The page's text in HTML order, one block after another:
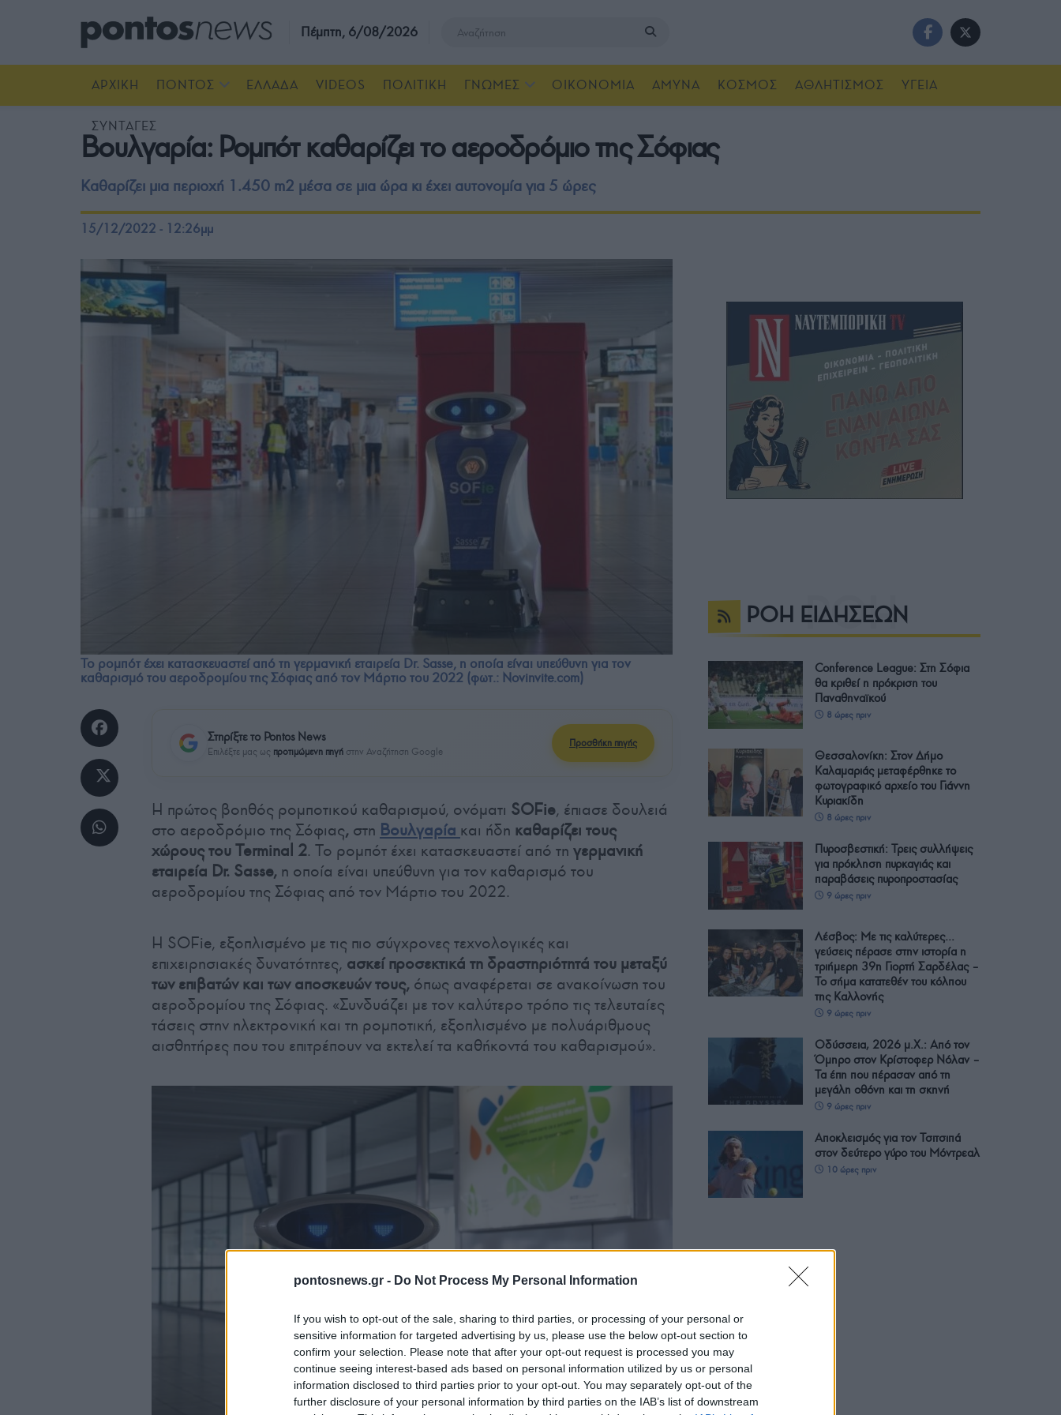
pontosnews.gr - Do Not Process My Personal Information
If you wish to opt-out of the sale, sharing to third parties, or processing of your personal or
sensitive information for targeted advertising by us, please use the below opt-out section to
confirm your selection. Please note that after your opt-out request is processed you may
continue seeing interest-based ads based on personal information utilized by us or personal
information disclosed to third parties prior to your opt-out. You may separately opt-out of the
further disclosure of your personal information by third parties on the IAB’s list of downstream
Πέμπτη, 6/08/2026
ΑΡΧΙΚΗ ΠΟΝΤΟΣ ΕΛΛΑΔΑ VIDEOS ΠΟΛΙΤΙΚΗ ΓΝΩΜΕΣ ΟΙΚΟΝΟΜΙΑ ΑΜΥΝΑ ΚΟΣΜΟΣ ΑΘΛΗΤΙΣΜΟΣ ΥΓΕΙΑ
ΣΥΝΤΑΓΕΣ
Βουλγαρία: Ρομπότ καθαρίζει το αεροδρόμιο της Σόφιας
Καθαρίζει μια περιοχή 1.450 m2 μέσα σε μια ώρα κι έχει αυτονομία για 5 ώρες
15/12/2022 - 12:26μμ
Το ρομπότ έχει κατασκευαστεί από τη γερμανική εταιρεία Dr. Sasse, η οποία είναι υπεύθυνη για τον
καθαρισμό του αεροδρομίου της Σόφιας από τον Μάρτιο του 2022 (φωτ.: Novinvite.com)
Στηρίξτε το Pontos News
Επιλέξτε μας ως προτιμώμενη πηγή στην Αναζήτηση Google
Προσθήκη πηγής
Η πρώτος βοηθός ρομποτικού καθαρισμού, ονόματι SOFie, έπιασε δουλειά
στο αεροδρόμιο της Σόφιας, στη Βουλγαρία και ήδη καθαρίζει τους
χώρους του Terminal 2. Το ρομπότ έχει κατασκευαστεί από τη γερμανική
εταιρεία Dr. Sasse, η οποία είναι υπεύθυνη για τον καθαρισμό του
αεροδρομίου της Σόφιας από τον Μάρτιο του 2022.
Η SOFie, εξοπλισμένο με τις πιο σύγχρονες τεχνολογικές και
επιχειρησιακές δυνατότητες, ασκεί προσεκτικά τη δραστηριότητά του μεταξύ
των επιβατών και των αποσκευών τους, όπως αναφέρεται σε ανακοίνωση του
αεροδρομίου της Σόφιας. «Συνδυάζει με τον καλύτερο τρόπο τις τελευταίες
τάσεις στην ηλεκτρονική και τη ρομποτική, εξοπλισμένο με πολυάριθμους
αισθητήρες που του επιτρέπουν να εκτελεί τα καθήκοντά του καθαρισμού».
ΡΟΗ ΕΙΔΗΣΕΩΝ
Conference League: Στη Σόφια
θα κριθεί η πρόκριση του
Παναθηναϊκού
8 ώρες πριν
Θεσσαλονίκη: Στον Δήμο
Καλαμαριάς μεταφέρθηκε το
φωτογραφικό αρχείο του Γιάννη
Κυριακίδη
8 ώρες πριν
Πυροσβεστική: Τρεις συλλήψεις
για πρόκληση πυρκαγιάς και
παραβάσεις πυροπροστασίας
9 ώρες πριν
Λέσβος: Με τις καλύτερες…
γεύσεις πέρασε στην ιστορία η
τριήμερη 39η Γιορτή Σαρδέλας –
Το σήμα κατατεθέν του κόλπου
της Καλλονής
9 ώρες πριν
Οδύσσεια, 2026 μ.Χ.: Από τον
Όμηρο στον Κρίστοφερ Νόλαν –
Τα έπη που πέρασαν από τη
μεγάλη οθόνη και τη σκηνή
9 ώρες πριν
Αποκλεισμός για τον Τσιτσιπά
στον δεύτερο γύρο του Μόντρεαλ
10 ώρες πριν